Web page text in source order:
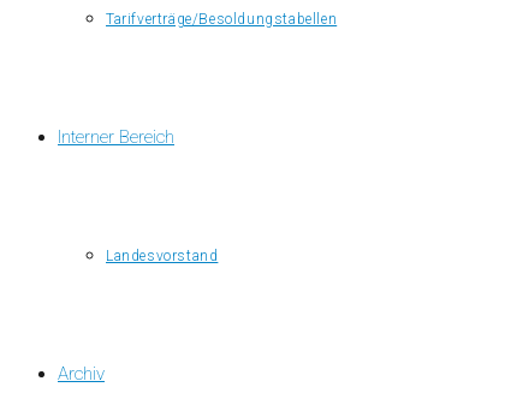
Tarifverträge/Besoldungstabellen
Interner Bereich
Landesvorstand
Archiv